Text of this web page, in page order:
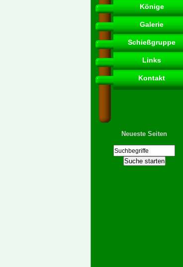
Könige
Galerie
Schießgruppe
Links
Kontakt
Neueste Seiten